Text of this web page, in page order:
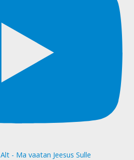
- Ma vaatan Jeesus Sulle